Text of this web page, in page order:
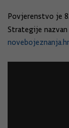
Povjerenstvo je
Strategije nazvan
novebojeznanja.hr